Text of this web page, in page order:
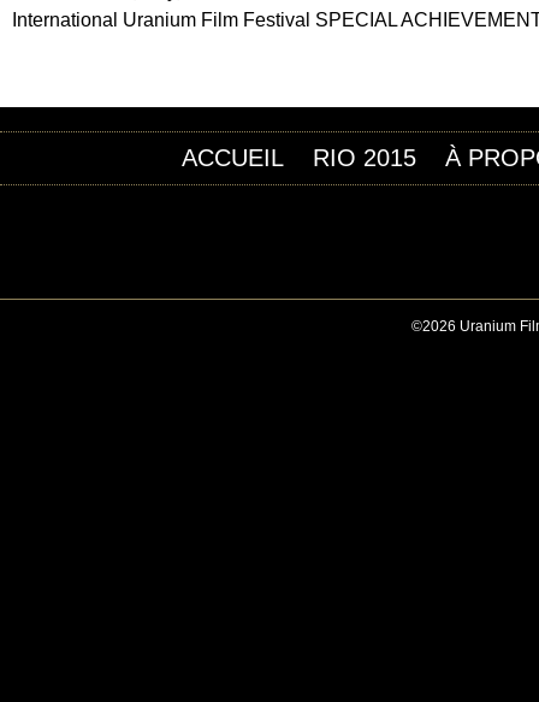
International Uranium Film Festival SPECIAL
ACCUEIL RIO 2015 À
©2026 Uranium